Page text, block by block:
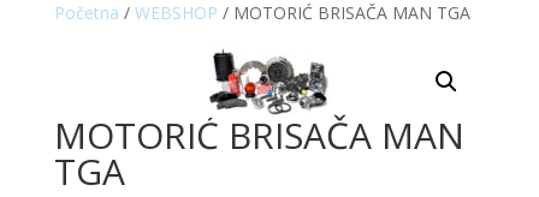
Početna / WEBSHOP / MOTORIĆ BRISAČA MAN TGA
MOTORIĆ BRISAČA MAN
TGA